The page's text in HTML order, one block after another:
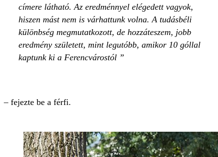
címere látható. Az eredménnyel elégedett vagyok,
hiszen mást nem is várhattunk volna. A tudásbéli
különbség megmutatkozott, de hozzáteszem, jobb
eredmény született, mint legutóbb, amikor 10 góllal
kaptunk ki a Ferencvárostól
– fejezte be a férfi.